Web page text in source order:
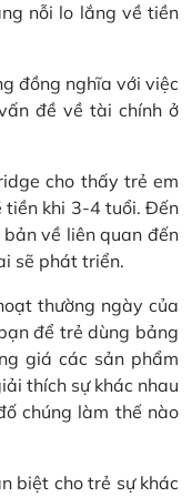
nỗi lo lắng về tiền
đồng nghĩa với việc
đề về tài chính ở
cho thấy trẻ em
tiền khi 3-4 tuổi. Đến
về liên quan đến
sẽ phát triển.
thường ngày của
để trẻ dùng bảng
giá các sản phẩm
thích sự khác nhau
chúng làm thế nào
biệt cho trẻ sự khác